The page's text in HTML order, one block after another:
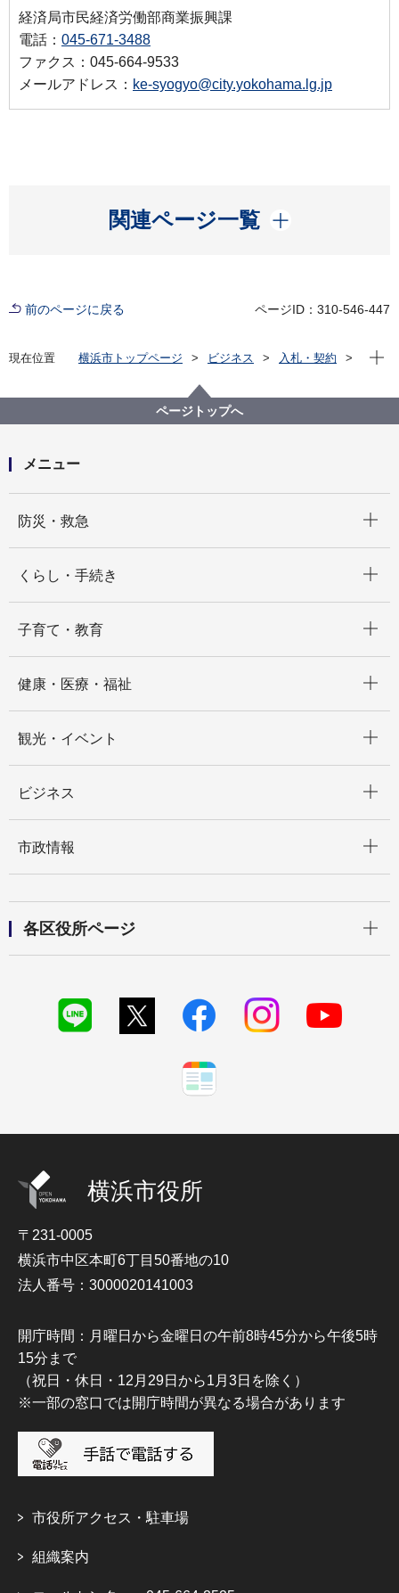
経済局市民経済労働部商業振興課
電話： 045-671-3488
ファクス：045-664-9533
メールアドレス： ke-syogyo@city.yokohama.lg.jp
関連ページ一覧
開く
前のページに戻る ページID：310-546-447
現在位置 横浜市トップページ ビジネス
入札・契約
【契約結果公表】【公募型プロポーザル】レシートを
活用した市内飲食店利用促進事業業務委託及びレシー
現在
ページトップへ
メニュー
防災・救急
くらし・手続き
子育て・教育
健康・医療・福祉
観光・イベント
ビジネス
市政情報
各区役所ページ
横浜市役所
〒231-0005
横浜市中区本町6丁目50番地の10
法人番号：3000020141003
開庁時間：月曜日から金曜日の午前8時45分から午後5時
15分まで
（祝日・休日・12月29日から1月3日を除く）
※一部の窓口では開庁時間が異なる場合があります
市役所アクセス・駐車場
組織案内